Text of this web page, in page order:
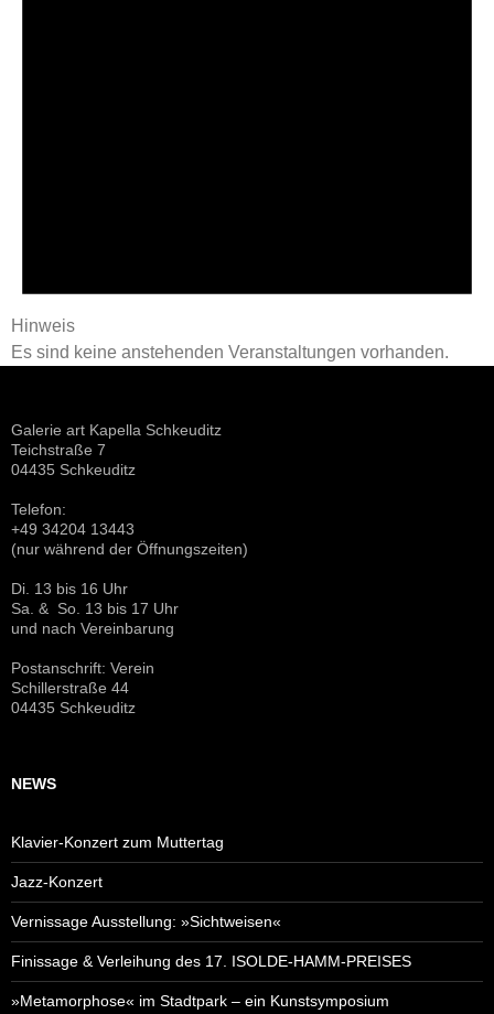
Hinweis
Es sind keine anstehenden Veranstaltungen vorhanden.
Galerie art Kapella Schkeuditz
Teichstraße 7
04435 Schkeuditz
Telefon:
+49 34204 13443
(nur während der Öffnungszeiten)
Di. 13 bis 16 Uhr
Sa. & So. 13 bis 17 Uhr
und nach Vereinbarung
Postanschrift: Verein
Schillerstraße 44
04435 Schkeuditz
NEWS
Klavier-Konzert zum Muttertag
Jazz-Konzert
Vernissage Ausstellung: »Sichtweisen«
Finissage & Verleihung des 17. ISOLDE-HAMM-PREISES
»Metamorphose« im Stadtpark – ein Kunstsymposium